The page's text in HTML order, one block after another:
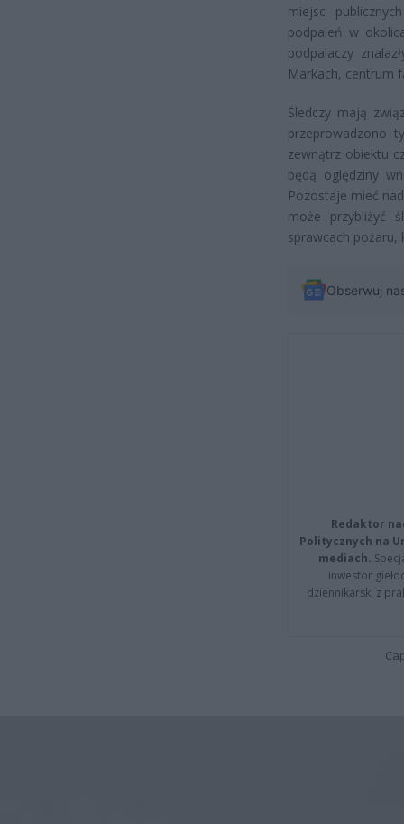
miejsc
podpaleń w
podpalaczy
Markach, centrum
Śledczy mają
przeprowadzono
zewnątrz obiektu
będą oględziny
Pozostaje mieć
może przybliżyć
sprawcach pożaru,
Obserwuj
Redaktor
Politycznych na
mediach.
inwestor
dziennikarski z